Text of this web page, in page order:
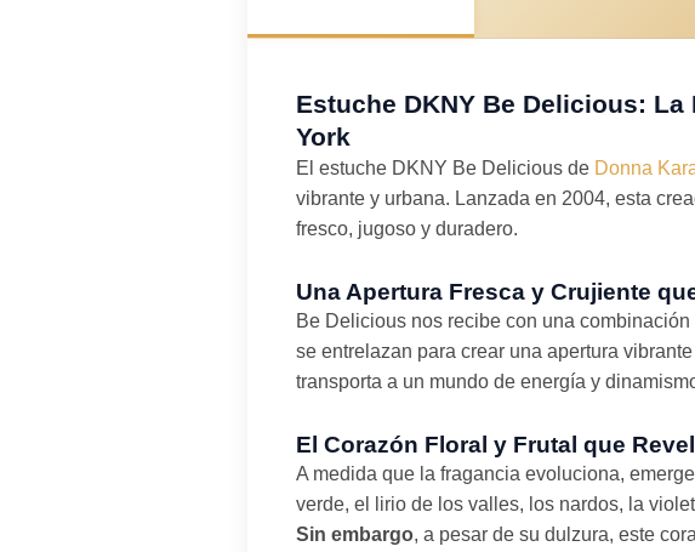
Estuche DKNY Be Delicious:
York
El estuche DKNY Be Delicious de Donna
vibrante y urbana. Lanzada en 2004, esta
fresco, jugoso y duradero.
Una Apertura Fresca y Crujiente
Be Delicious nos recibe con una
se entrelazan para crear una apertura
transporta a un mundo de energía y
El Corazón Floral y Frutal que
A medida que la fragancia evoluciona,
verde, el lirio de los valles, los nardos, la
Sin embargo, a pesar de su dulzura, este